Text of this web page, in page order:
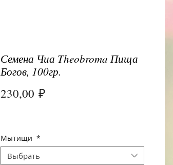
Семена Чиа Theobroma Пища
Богов, 100гр.
230,00 ₽Цена
Мытищи *
Выбрать